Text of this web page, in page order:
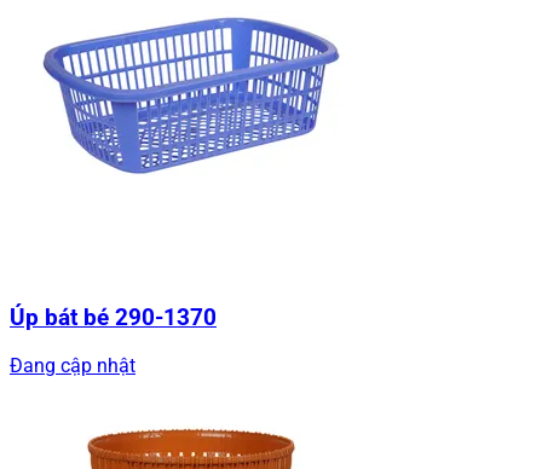
Úp bát bé 290-1370
Đang cập nhật